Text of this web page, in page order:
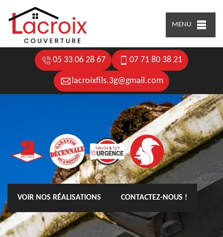
MENU
05 33 06 28 67 07 71 80 38 21
lacroixfils.3g@gmail.com
VOIR NOS RÉALISATIONS CONTACTEZ-NOUS !